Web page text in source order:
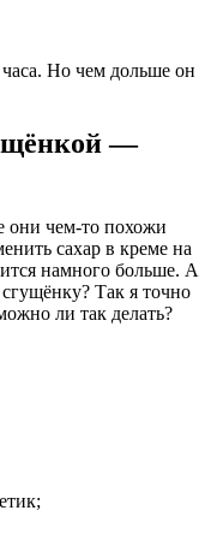
Но чем дольше он
—
они чем-то похожи
сахар в креме на
намного больше. А
Так я точно
ли так делать?